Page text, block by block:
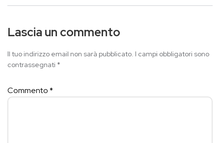
Lascia un commento
Il tuo indirizzo email non sarà pubblicato. I campi obbligatori sono
contrassegnati *
Commento*